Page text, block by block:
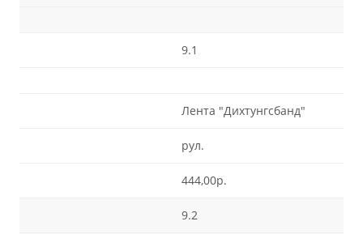
9.1
Лента "Дихтунгсбанд"
рул.
444,00р.
9.2